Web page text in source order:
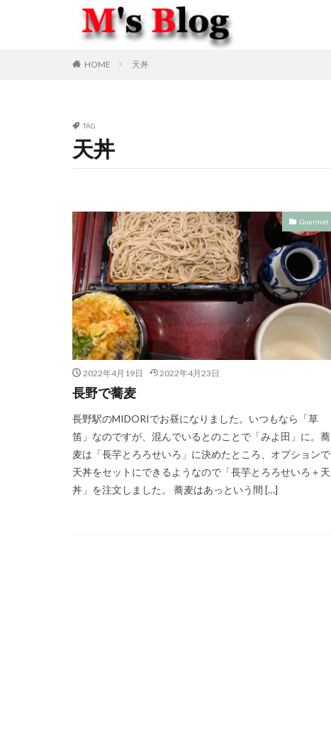
HOME 天丼
TAG
天丼
Gourmet
2022年4月19日 2022年4月23日
長野で蕎麦
長野駅のMIDORIでお昼になりました。いつもなら「草
笛」なのですが、混んでいるとのことで「みよ田」に。蕎
麦は「長芋とろろせいろ」に決めたところ、オプションで
天丼をセットにできるようなので「長芋とろろせいろ＋天
丼」を注文しました。 蕎麦はあっという間 […]